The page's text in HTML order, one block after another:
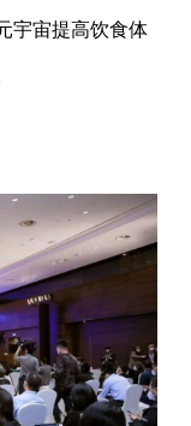
宇宙提高饮食体